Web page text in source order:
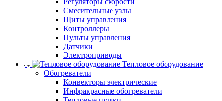
Регуляторы скорости
Смесительные узлы
Щиты управления
Контроллеры
Пульты управления
Датчики
Электроприводы
Тепловое оборудование
Обогреватели
Конвекторы электрические
Инфракрасные обогреватели